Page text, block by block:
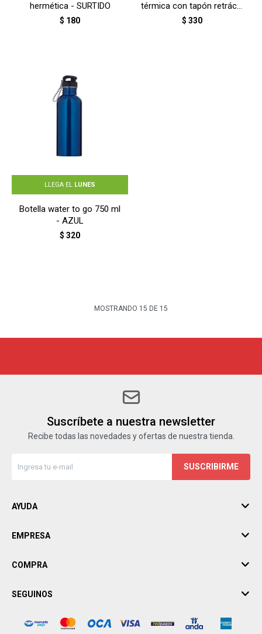
hermética - SURTIDO
$ 180
térmica con tapón retráctil
700 ml - COLORES
$ 330
LLEGA EL LUNES
Botella water to go 750 ml
- AZUL
$ 320
MOSTRANDO 15 DE 15
Suscríbete a nuestra newsletter
Recibe todas las novedades y ofertas de nuestra tienda.
SUSCRIBIRME
AYUDA
EMPRESA
COMPRA
SEGUINOS